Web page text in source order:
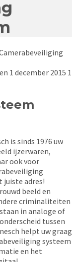
1 december 2015 1
is sinds 1976 uw
ijzerwaren,
ook voor
juiste adres!
beeld en
criminaliteiten
in analoge of
tussen
helpt uw graag
systeem
en het